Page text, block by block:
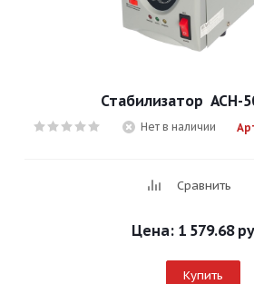
Стабилизатор АСН-
Нет в наличии
Сравнить
Цена: 1 579.68
Купить